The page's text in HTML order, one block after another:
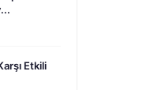
Etkili